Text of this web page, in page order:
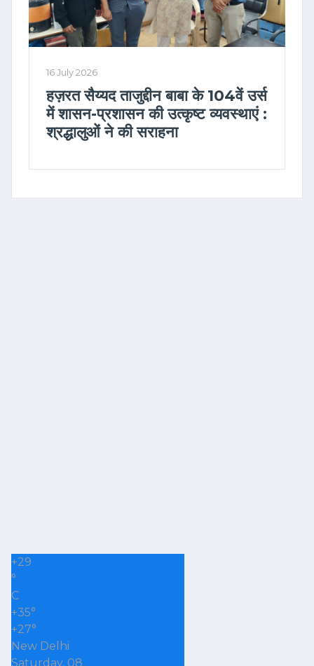
16 July 2026
हज़रत सैय्यद ताजुद्दीन बाबा के 104वें उर्स
में शासन-प्रशासन की उत्कृष्ट व्यवस्थाएं :
श्रद्धालुओं ने की सराहना
+29
°
C
+35°
+27°
New Delhi
Saturday, 08